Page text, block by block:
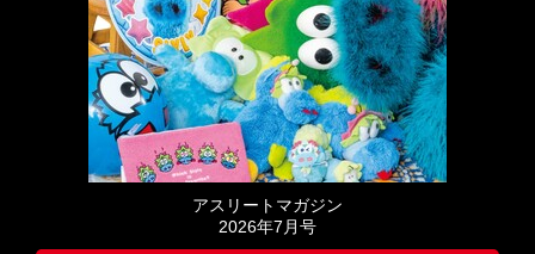
アスリートマガジン
2026年7月号